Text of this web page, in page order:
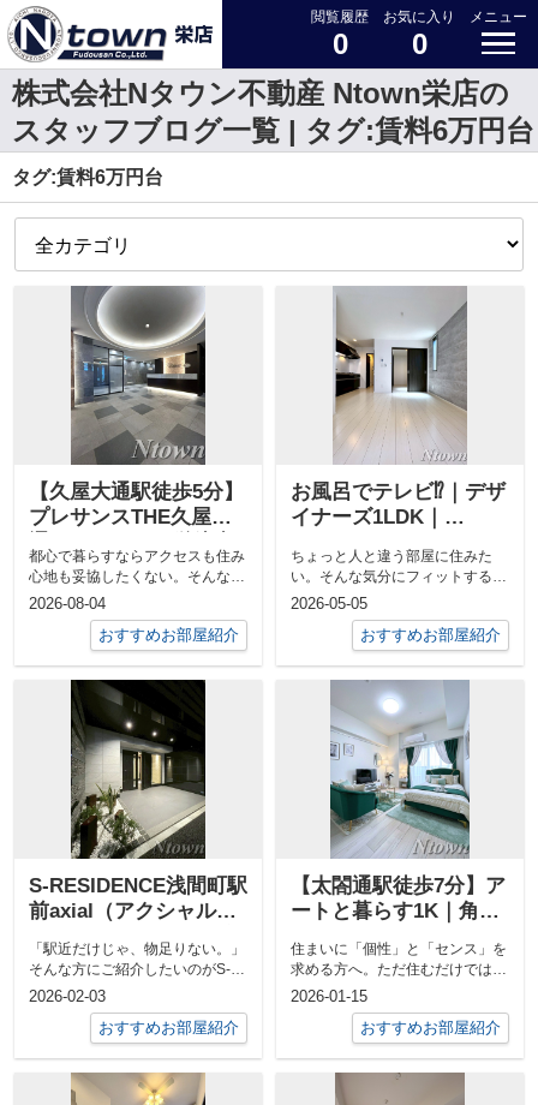
閲覧履歴
0
お気に入り
0
メニュー
株式会社Nタウン不動産 Ntown栄店の
スタッフブログ一覧 | タグ:賃料6万円台
タグ:賃料6万円台
【久屋大通駅徒歩5分】
プレサンスTHE久屋大
圏内の分譲デザイナー
ズ1K
都心で暮らすならアクセスも住み
心地も妥協したくない。そんな方
におすすめなのが「プレサンス
THE久屋大...
2026-08-04
おすすめお部屋紹介
お風呂でテレビ⁉｜デザ
イナーズ1LDK｜
nakasugichou
ちょっと人と違う部屋に住みた
い。そんな気分にフィットするの
がこのデザイナーズ1LDK。
「GRANDT...
2026-05-05
おすすめお部屋紹介
S-RESIDENCE浅間町駅
前axial（アクシャル）
｜浅間町駅徒歩1分・新
築×キャンペーン中1K
「駅近だけじゃ、物足りない。」
そんな方にご紹介したいのがS-
RESIDENCE浅間町駅前axial浅...
2026-02-03
おすすめお部屋紹介
【太閤通駅徒歩7分】ア
ートと暮らす1K｜角部
屋×南向き「メイクスア
ート太閤通」
住まいに「個性」と「センス」を
求める方へ。ただ住むだけではな
く日常そのものをデザインした
い。そんな想...
2026-01-15
おすすめお部屋紹介